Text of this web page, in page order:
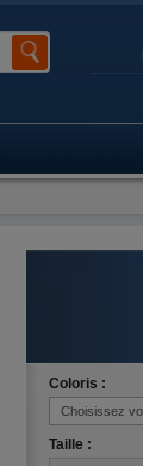
Coloris :
Taille :